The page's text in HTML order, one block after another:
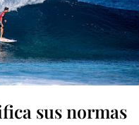
sus normas